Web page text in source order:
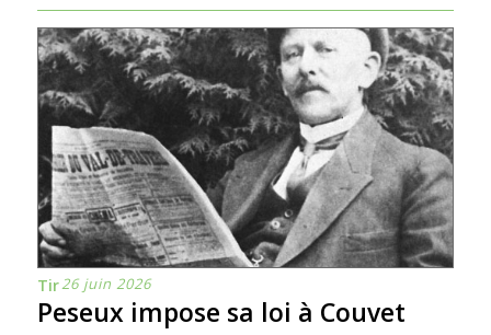
Tir26 juin 2026
Peseux impose sa loi à Couvet